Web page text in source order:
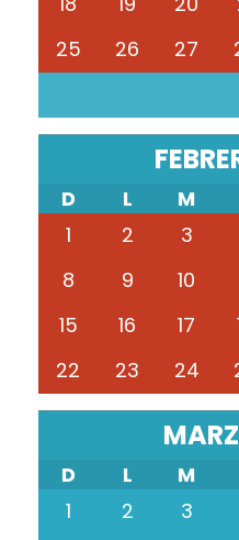
25
26 27
D L M
1
2 3
8
9 10
15
16 17
22
23 24
D L M
1
2 3